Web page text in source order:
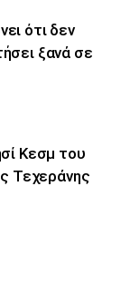
ότι δεν
ξανά σε
Κεσμ του
Τεχεράνης